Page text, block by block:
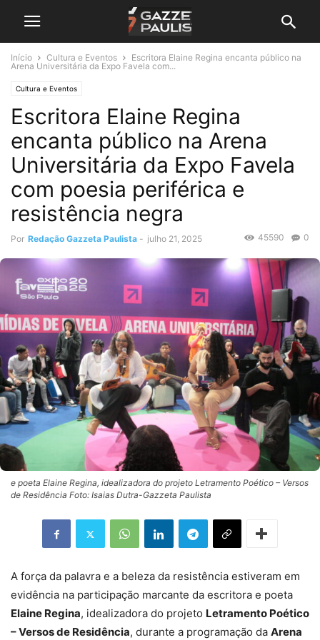
Início Cultura e Eventos
Escritora Elaine Regina encanta público na
Arena Universitária da Expo Favela com...
Cultura e Eventos
Escritora Elaine Regina
encanta público na Arena
Universitária da Expo Favela
com poesia periférica e
resistência negra
Por Redação Gazzeta Paulista - julho 21, 2025 0
45590
e poeta Elaine Regina, idealizadora do projeto Letramento Poético – Versos
de Residência Foto: Isaias Dutra-Gazzeta Paulista
A força da palavra e a beleza da resistência estiveram em
evidência na participação marcante da escritora e poeta
Elaine Regina, idealizadora do projeto Letramento Poético
– Versos de Residência, durante a programação da Arena